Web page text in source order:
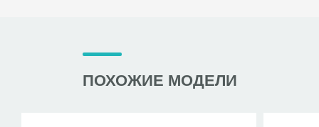
ПОХОЖИЕ МОДЕЛИ